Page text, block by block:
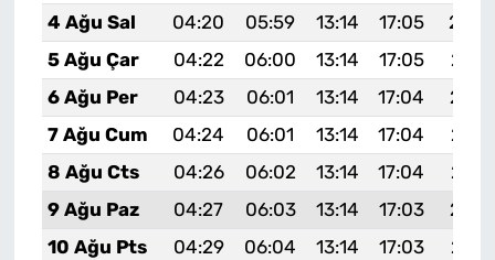
4 Ağu Sal
04:20 05:59 13:14 17:05
5 Ağu Çar
04:22 06:00 13:14 17:05
6 Ağu Per
04:23 06:01 13:14 17:04
7 Ağu Cum
04:24 06:01 13:14 17:04
8 Ağu Cts
04:26 06:02 13:14 17:04
9 Ağu Paz
04:27 06:03 13:14 17:03
10 Ağu Pts
04:29 06:04 13:14 17:03